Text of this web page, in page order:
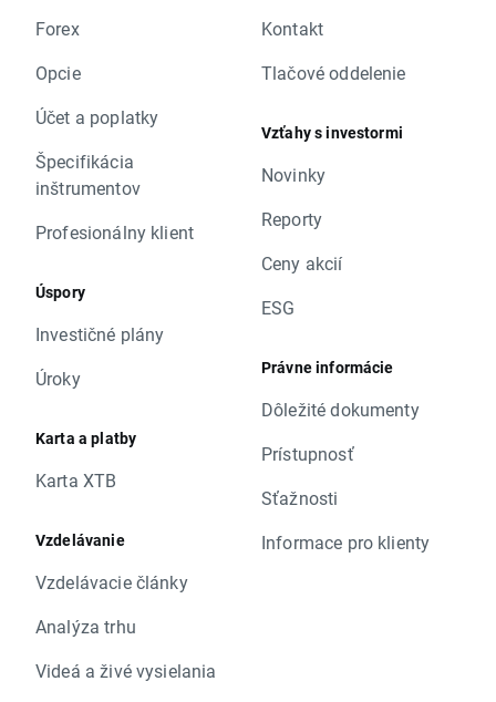
Forex
Opcie
Účet a poplatky
Špecifikácia
inštrumentov
Profesionálny klient
Úspory
Investičné plány
Úroky
Karta a platby
Karta XTB
Vzdelávanie
Vzdelávacie články
Analýza trhu
Videá a živé vysielania
Kontakt
Tlačové oddelenie
Vzťahy s investormi
Novinky
Reporty
Ceny akcií
ESG
Právne informácie
Dôležité dokumenty
Prístupnosť
Sťažnosti
Informace pro klienty